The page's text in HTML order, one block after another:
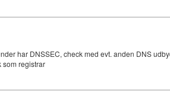
har DNSSEC, check med evt. anden DNS
som registrar